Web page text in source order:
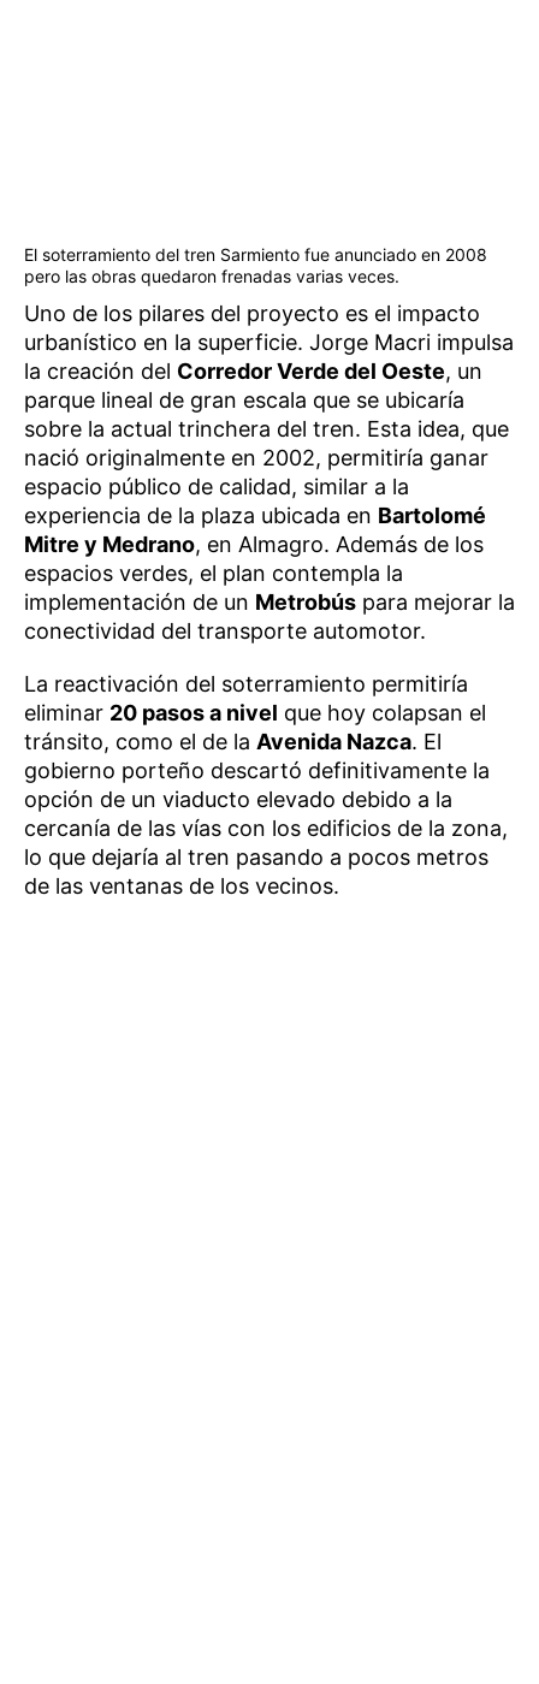
El soterramiento del tren Sarmiento fue anunciado en 2008
pero las obras quedaron frenadas varias veces.
Uno de los pilares del proyecto es el impacto
urbanístico en la superficie. Jorge Macri impulsa
la creación del Corredor Verde del Oeste, un
parque lineal de gran escala que se ubicaría
sobre la actual trinchera del tren. Esta idea, que
nació originalmente en 2002, permitiría ganar
espacio público de calidad, similar a la
experiencia de la plaza ubicada en Bartolomé
Mitre y Medrano, en Almagro. Además de los
espacios verdes, el plan contempla la
implementación de un Metrobús para mejorar la
conectividad del transporte automotor.
La reactivación del soterramiento permitiría
eliminar 20 pasos a nivel que hoy colapsan el
tránsito, como el de la Avenida Nazca. El
gobierno porteño descartó definitivamente la
opción de un viaducto elevado debido a la
cercanía de las vías con los edificios de la zona,
lo que dejaría al tren pasando a pocos metros
de las ventanas de los vecinos.